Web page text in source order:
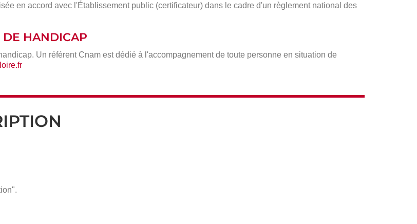
en accord avec l'Établissement public (certificateur) dans le cadre d'un règlement national des
DE HANDICAP
Un référent Cnam est dédié à l'accompagnement de toute personne en situation de